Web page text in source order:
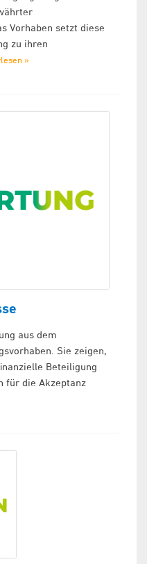
Vorhaben setzt diese
zu ihren
»
aus dem
Sie zeigen,
Beteiligung
für die Akzeptanz